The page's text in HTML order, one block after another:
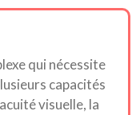
qui nécessite
capacités
visuelle, la